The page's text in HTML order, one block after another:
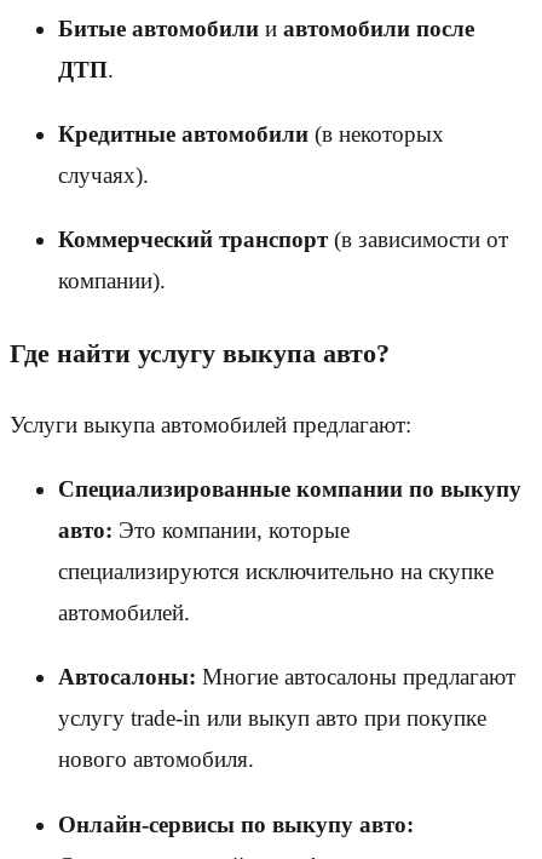
Битые автомобили и автомобили после
ДТП.
Кредитные автомобили (в некоторых
случаях).
Коммерческий транспорт (в зависимости от
компании).
Где найти услугу выкупа авто?
Услуги выкупа автомобилей предлагают:
Специализированные компании по выкупу
авто: Это компании, которые
специализируются исключительно на скупке
автомобилей.
Автосалоны: Многие автосалоны предлагают
услугу trade-in или выкуп авто при покупке
нового автомобиля.
Онлайн-сервисы по выкупу авто: